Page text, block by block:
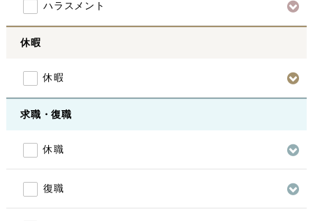
ハラスメント
休暇
休暇
求職・復職
休職
復職